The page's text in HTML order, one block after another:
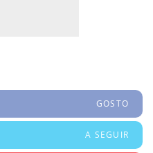
GOSTO
A SEGUIR